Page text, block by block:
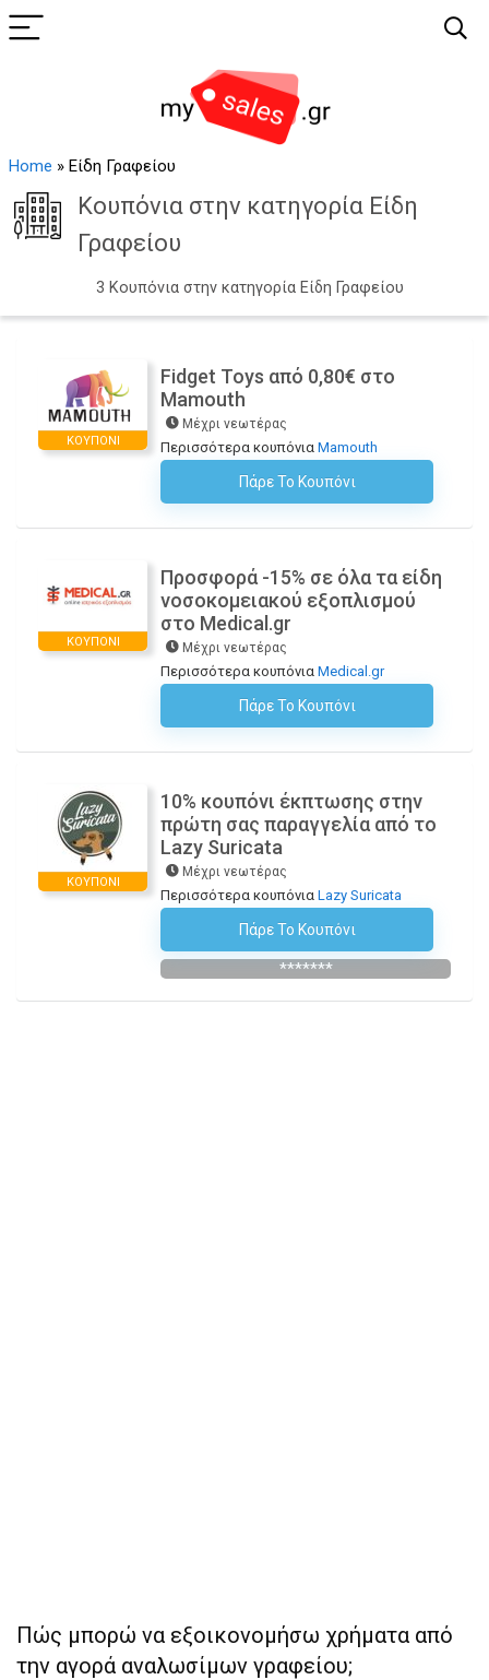
Home » Είδη Γραφείου
Κουπόνια στην κατηγορία Είδη
Γραφείου
3 Κουπόνια στην κατηγορία Είδη Γραφείου
ΚΟΥΠΌΝΙ
Fidget Toys από 0,80€ στο
Mamouth
Μέχρι νεωτέρας
Περισσότερα κουπόνια Mamouth
Πάρε Το Κουπόνι
ΚΟΥΠΌΝΙ
Προσφορά -15% σε όλα τα είδη
νοσοκομειακού εξοπλισμού
στο Medical.gr
Μέχρι νεωτέρας
Περισσότερα κουπόνια Medical.gr
Πάρε Το Κουπόνι
ΚΟΥΠΌΝΙ
10% κουπόνι έκπτωσης στην
πρώτη σας παραγγελία από το
Lazy Suricata
Μέχρι νεωτέρας
Περισσότερα κουπόνια Lazy Suricata
Πάρε Το Κουπόνι
Εγγραφείτε Στο Newsletter
*******
Πώς μπορώ να εξοικονομήσω χρήματα από
την αγορά αναλωσίμων γραφείου;